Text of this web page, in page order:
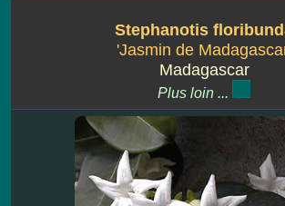
Stephanotis
'Jasmin de
Madagascar
Plus loin ...